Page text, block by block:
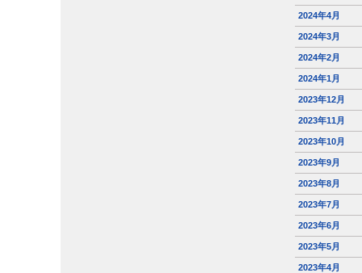
2024年4月
2024年3月
2024年2月
2024年1月
2023年12月
2023年11月
2023年10月
2023年9月
2023年8月
2023年7月
2023年6月
2023年5月
2023年4月